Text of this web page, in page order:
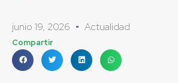
junio 19, 2026 Actualidad
Compartir